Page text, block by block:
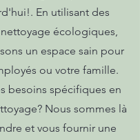
En utilisant des
écologiques,
un espace sain pour
ou votre famille.
besoins spécifiques en
Nous sommes là
et vous fournir une